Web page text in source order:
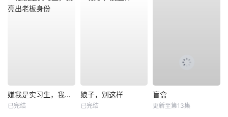
嫌我是实习生，我亮出老板身份
已完结
娘子，别这样
已完结
盲盒
更新至第13集